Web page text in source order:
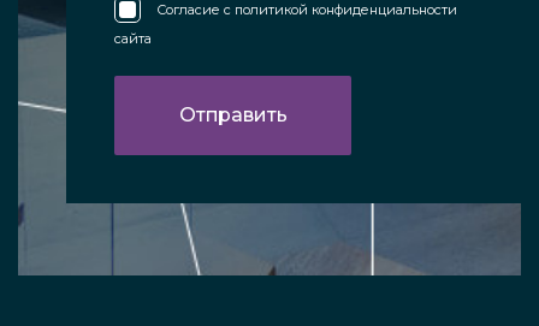
Согласие с политикой конфиденциальности
сайта